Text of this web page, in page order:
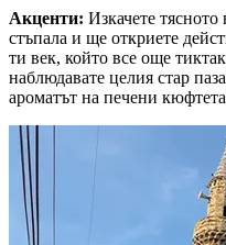
Акценти: Изкачете
стъпала и ще откриете
ти век, който все още
наблюдавате целия стар
ароматът на печени